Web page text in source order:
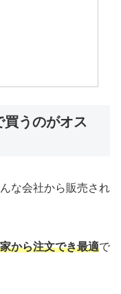
うのがオス
な会社から販売され
から注文でき最適で